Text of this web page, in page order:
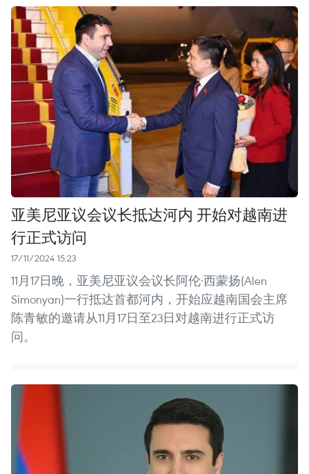
亚美尼亚议会议长抵达河内 开始对越南进
行正式访问
17/11/2024 15:23
11月17日晚，亚美尼亚议会议长阿伦·西蒙扬(Alen
Simonyan)一行抵达首都河内，开始应越南国会主席
陈青敏的邀请从11月17日至23日对越南进行正式访
问。